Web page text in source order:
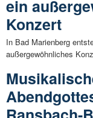
ein
Konzert
In Bad Marienberg
außergewöhnliches